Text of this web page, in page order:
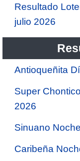
Resultado
julio 2026
Antioqueñita
Super
2026
Sinuano
Caribeña